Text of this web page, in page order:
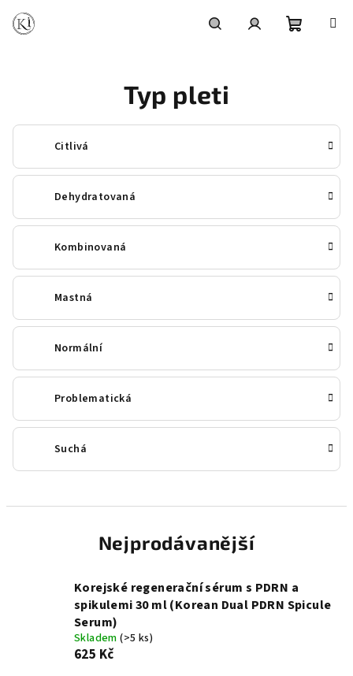
obsah
Typ pleti
Citlivá
Dehydratovaná
Kombinovaná
Mastná
Normální
Problematická
Suchá
Nejprodávanější
Korejské regenerační sérum s PDRN a
spikulemi 30 ml (Korean Dual PDRN Spicule
Serum)
Skladem(>5 ks)
625 Kč